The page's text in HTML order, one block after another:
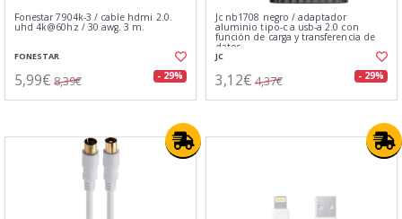
Fonestar 7904k-3 / cable hdmi 2.0.
uhd 4k@60hz / 30 awg. 3 m.
FONESTAR
5,99€ 8,39€ - 29%
Jc nb1708 negro / adaptador
aluminio tipo-c a usb-a 2.0 con
función de carga y transferencia de
datos
JC
3,12€ 4,37€ - 29%